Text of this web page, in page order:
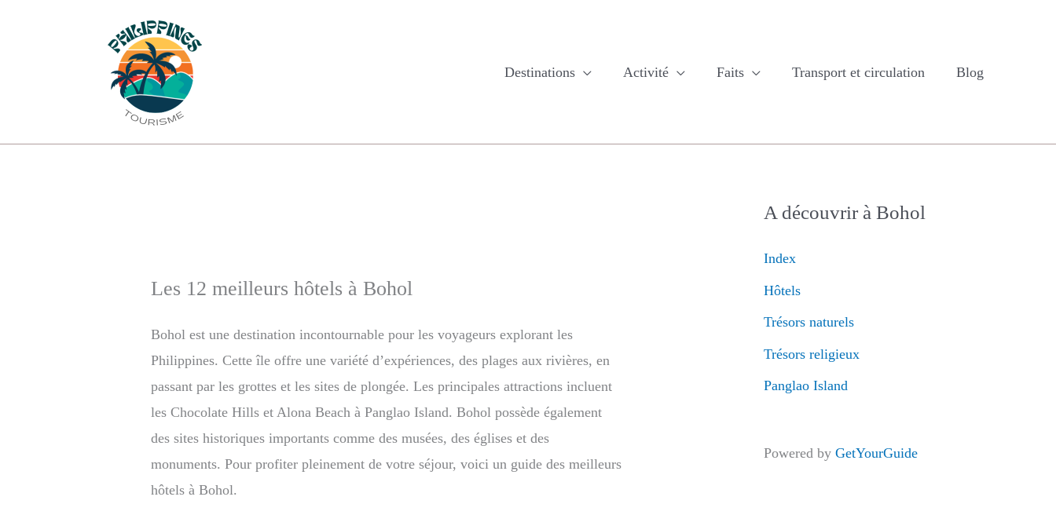
Destinations Activité Faits Transport et circulation Blog
Les 12 meilleurs hôtels à Bohol
Bohol est une destination incontournable pour les voyageurs explorant les
Philippines. Cette île offre une variété d’expériences, des plages aux rivières, en
passant par les grottes et les sites de plongée. Les principales attractions incluent
les Chocolate Hills et Alona Beach à Panglao Island. Bohol possède également
des sites historiques importants comme des musées, des églises et des
monuments. Pour profiter pleinement de votre séjour, voici un guide des meilleurs
hôtels à Bohol.
A découvrir à Bohol
Index
Hôtels
Trésors naturels
Trésors religieux
Panglao Island
Powered by GetYourGuide